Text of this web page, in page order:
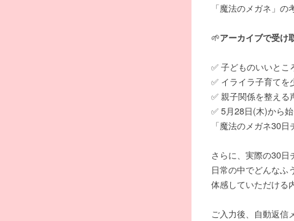
「魔法のメガネ」の
🌱アーカイブで受け
✅ 子どものいいとこ
✅ イライラ子育てを
✅ 親子関係を整える
✅ 5月28日(木)から
「魔法のメガネ30
さらに、実際の30日
日常の中でどんなふ
体感していただける
ご入力後、自動返信